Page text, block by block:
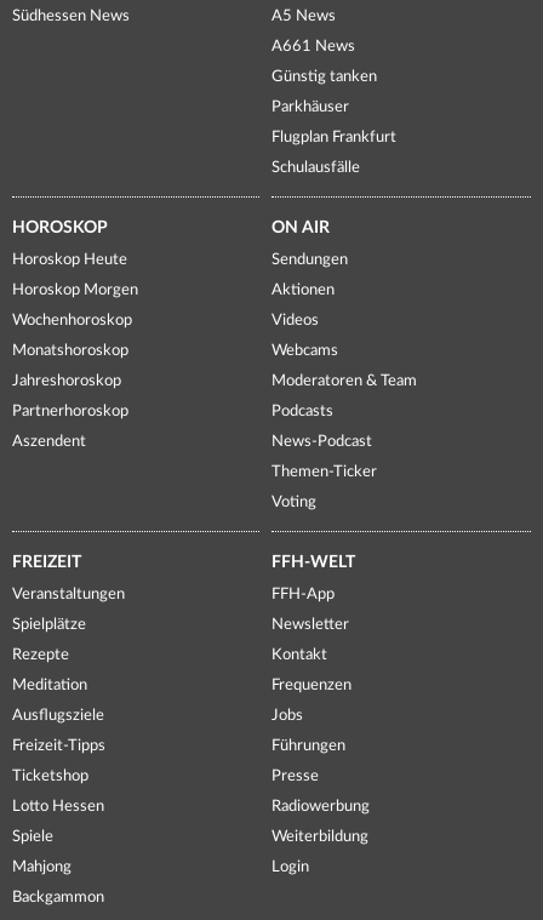
Südhessen News
A5 News
A661 News
Günstig tanken
Parkhäuser
Flugplan Frankfurt
Schulausfälle
HOROSKOP
Horoskop Heute
Horoskop Morgen
Wochenhoroskop
Monatshoroskop
Jahreshoroskop
Partnerhoroskop
Aszendent
ON AIR
Sendungen
Aktionen
Videos
Webcams
Moderatoren & Team
Podcasts
News-Podcast
Themen-Ticker
Voting
FREIZEIT
Veranstaltungen
Spielplätze
Rezepte
Meditation
Ausflugsziele
Freizeit-Tipps
Ticketshop
Lotto Hessen
Spiele
Mahjong
Backgammon
FFH-WELT
FFH-App
Newsletter
Kontakt
Frequenzen
Jobs
Führungen
Presse
Radiowerbung
Weiterbildung
Login